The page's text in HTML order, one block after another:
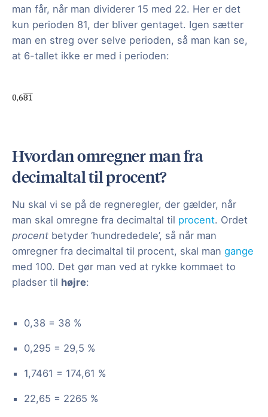
man får, når man dividerer 15 med 22. Her er det
kun perioden 81, der bliver gentaget. Igen sætter
man en streg over selve perioden, så man kan se,
at 6-tallet ikke er med i perioden:
Hvordan omregner man fra
decimaltal til procent?
Nu skal vi se på de regneregler, der gælder, når
man skal omregne fra decimaltal til procent. Ordet
procent betyder ‘hundrededele’, så når man
omregner fra decimaltal til procent, skal man gange
med 100. Det gør man ved at rykke kommaet to
pladser til højre:
0,38 = 38 %
0,295 = 29,5 %
1,7461 = 174,61 %
22,65 = 2265 %